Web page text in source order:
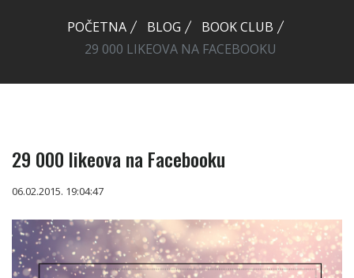
POČETNA BLOG
BOOK CLUB
29 000 LIKEOVA NA FACEBOOKU
29 000 likeova na Facebooku
06.02.2015. 19:04:47